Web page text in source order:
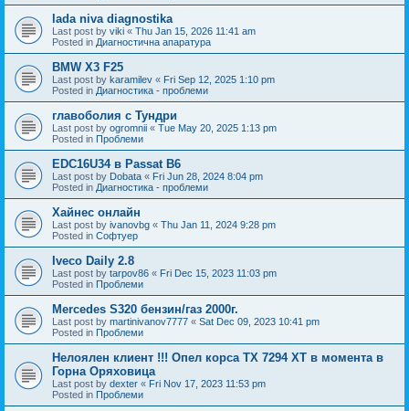
lada niva diagnostika
Last post by viki « Thu Jan 15, 2026 11:41 am
Posted in Диагностична апаратура
BMW X3 F25
Last post by karamilev « Fri Sep 12, 2025 1:10 pm
Posted in Диагностика - проблеми
главоболия с Тундри
Last post by ogromnii « Tue May 20, 2025 1:13 pm
Posted in Проблеми
EDC16U34 в Passat B6
Last post by Dobata « Fri Jun 28, 2024 8:04 pm
Posted in Диагностика - проблеми
Хайнес онлайн
Last post by ivanovbg « Thu Jan 11, 2024 9:28 pm
Posted in Софтуер
Iveco Daily 2.8
Last post by tarpov86 « Fri Dec 15, 2023 11:03 pm
Posted in Проблеми
Mercedes S320 бензин/газ 2000г.
Last post by martinivanov7777 « Sat Dec 09, 2023 10:41 pm
Posted in Проблеми
Нелоялен клиент !!! Опел корса ТХ 7294 ХТ в момента в
Горна Оряховица
Last post by dexter « Fri Nov 17, 2023 11:53 pm
Posted in Проблеми